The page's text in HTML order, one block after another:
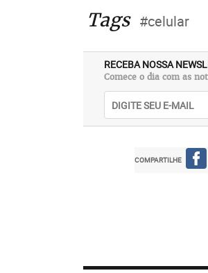
Tags #celular
RECEBA NOSSA
Comece o dia com as
COMPARTILHE